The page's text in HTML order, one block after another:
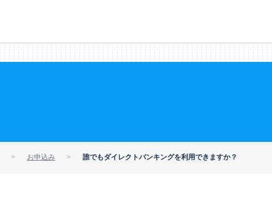
お申込み 誰でもダイレクトバンキングを利用できますか？